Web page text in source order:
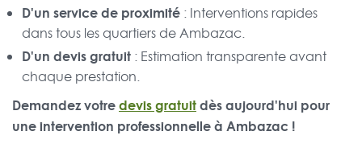
D'un service de proximité : Interventions rapides
dans tous les quartiers de Ambazac.
D'un devis gratuit : Estimation transparente avant
chaque prestation.
Demandez votredevis gratuitdès aujourd'hui pour
une intervention professionnelle à Ambazac !